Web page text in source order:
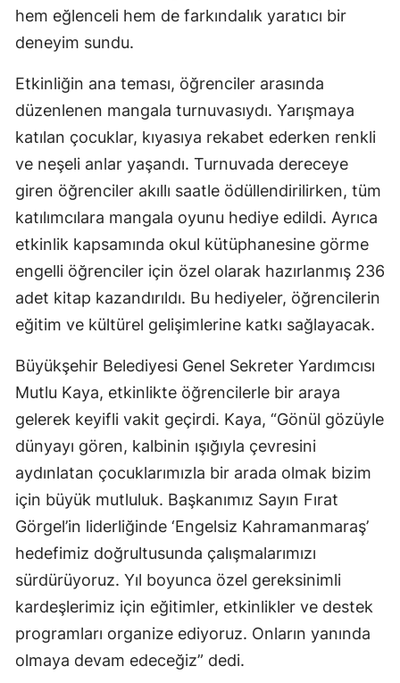
hem eğlenceli hem de farkındalık yaratıcı bir
deneyim sundu.
Etkinliğin ana teması, öğrenciler arasında
düzenlenen mangala turnuvasıydı. Yarışmaya
katılan çocuklar, kıyasıya rekabet ederken renkli
ve neşeli anlar yaşandı. Turnuvada dereceye
giren öğrenciler akıllı saatle ödüllendirilirken, tüm
katılımcılara mangala oyunu hediye edildi. Ayrıca
etkinlik kapsamında okul kütüphanesine görme
engelli öğrenciler için özel olarak hazırlanmış 236
adet kitap kazandırıldı. Bu hediyeler, öğrencilerin
eğitim ve kültürel gelişimlerine katkı sağlayacak.
Büyükşehir Belediyesi Genel Sekreter Yardımcısı
Mutlu Kaya, etkinlikte öğrencilerle bir araya
gelerek keyifli vakit geçirdi. Kaya, “Gönül gözüyle
dünyayı gören, kalbinin ışığıyla çevresini
aydınlatan çocuklarımızla bir arada olmak bizim
için büyük mutluluk. Başkanımız Sayın Fırat
Görgel’in liderliğinde ‘Engelsiz Kahramanmaraş’
hedefimiz doğrultusunda çalışmalarımızı
sürdürüyoruz. Yıl boyunca özel gereksinimli
kardeşlerimiz için eğitimler, etkinlikler ve destek
programları organize ediyoruz. Onların yanında
olmaya devam edeceğiz” dedi.